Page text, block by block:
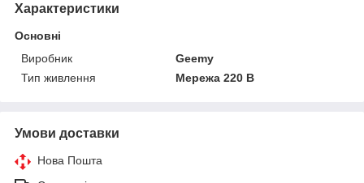
Характеристики
Основні
Виробник
Geemy
Тип живлення
Мережа 220 В
Умови доставки
Нова Пошта